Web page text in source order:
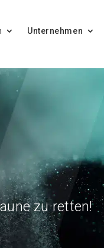
Unternehmen
zu retten!